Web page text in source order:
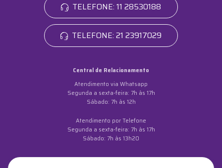
TELEFONE: 11 28530188
TELEFONE: 21 23917029
Central de Relacionamento
Atendimento via Whatsapp
Segunda a sexta-feira: 7h às 17h
Sábado: 7h às 12h
Atendimento por Telefone
Segunda a sexta-feira: 7h às 17h
Sábado: 7h às 13h20